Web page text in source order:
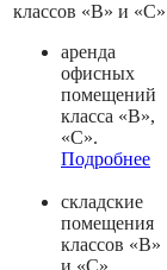
классов «В» и
аренда
офисных
помещений
класса «В»,
«С».
Подробнее
складские
помещения
классов «В»